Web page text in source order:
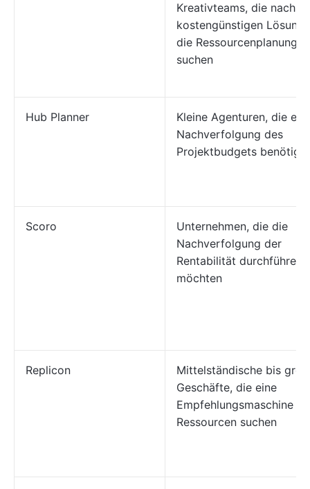
Kreativteams, die nach
kostengünstigen Lösung
die Ressourcenplanung
suchen
Hub Planner
Kleine Agenturen, die
Nachverfolgung des
Projektbudgets
Scoro
Unternehmen, die die
Nachverfolgung der
Rentabilität durchführen
möchten
Replicon
Mittelständische bis
Geschäfte, die eine
Empfehlungsmaschine
Ressourcen suchen